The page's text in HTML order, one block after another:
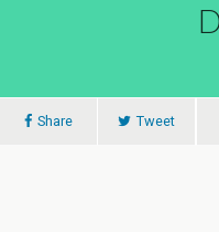
Share Tweet